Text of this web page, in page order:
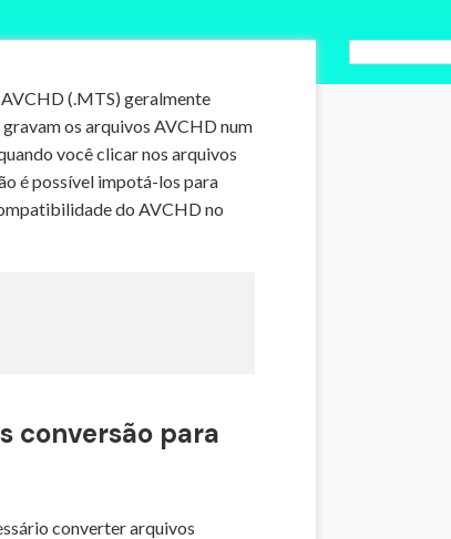
(.MTS) geralmente
os arquivos AVCHD num
você clicar nos arquivos
é possível impotá-los para
do AVCHD no
conversão para
converter arquivos